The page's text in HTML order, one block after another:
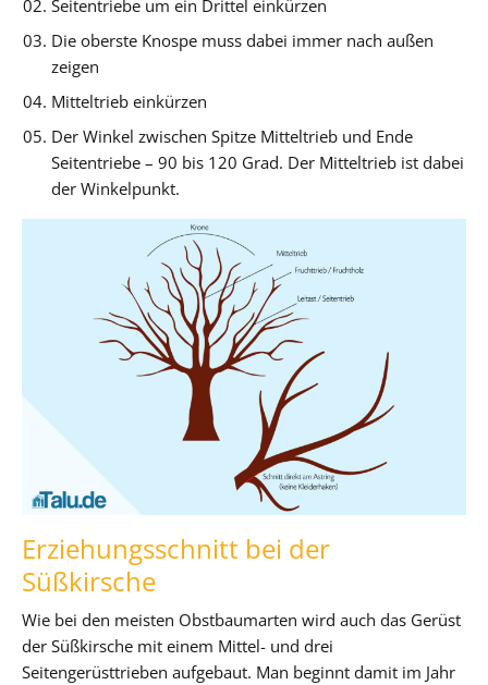
Seitentriebe um ein Drittel einkürzen
Die oberste Knospe muss dabei immer nach außen
zeigen
Mitteltrieb einkürzen
Der Winkel zwischen Spitze Mitteltrieb und Ende
Seitentriebe – 90 bis 120 Grad. Der Mitteltrieb ist dabei
der Winkelpunkt.
Erziehungsschnitt bei der
Süßkirsche
Wie bei den meisten Obstbaumarten wird auch das Gerüst
der Süßkirsche mit einem Mittel- und drei
Seitengerüsttrieben aufgebaut. Man beginnt damit im Jahr